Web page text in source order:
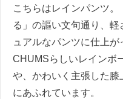
こちらはレインパンツ
る」の謳い文句通り、
ュアルなパンツに仕上が
CHUMSらしいレインボ
や、かわいく主張した膝
にあふれています。